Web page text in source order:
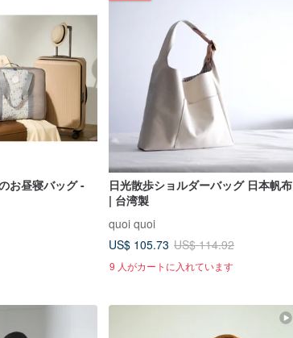
お昼寝バッグ -
日光散歩ショルダーバッグ 日本帆布
| 台湾製
quoi quoi
US$ 105.73 US$ 114.92
9 人がカートに入れています